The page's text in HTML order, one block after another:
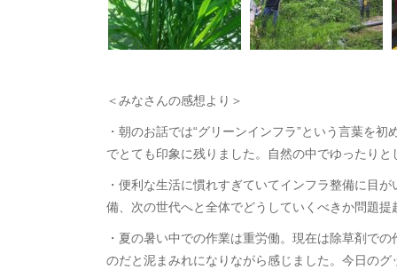
＜みなさんの感想より＞
・朝のお話では“グリーンインフラ”という言葉を
でとても印象に残りました。自然の中でゆったり
・便利な生活に慣れすぎていてインフラ整備に目
備、次の世代へと全体でどうしていくべきか問題
・夏の暑い中での作業は重労働。現在は除草剤で
のだと泥まみれになりながら感じました。今日の